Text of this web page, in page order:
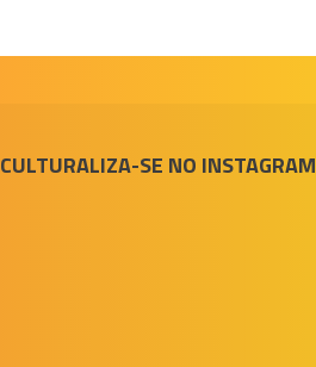
CULTURALIZA-SE NO INSTAGRAM